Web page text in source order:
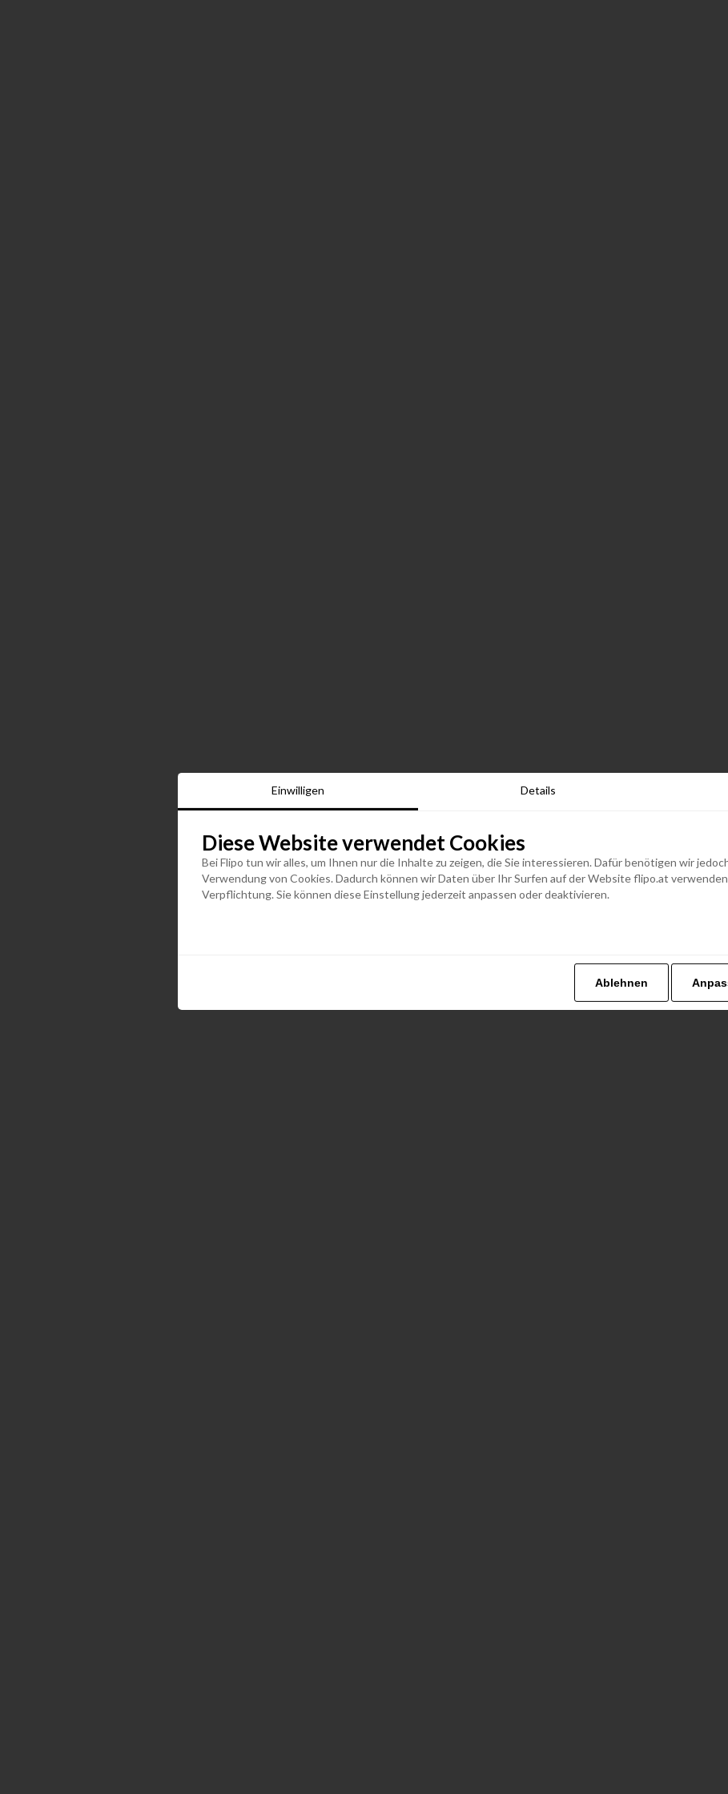
Einwilligen Details
Diese Website verwendet Cookies
Bei Flipo tun wir alles, um Ihnen nur die Inhalte zu zeigen, die Sie interessieren. Dafür benötigen wir
Verwendung von Cookies. Dadurch können wir Daten über Ihr Surfen auf der Website flipo.at
Verpflichtung. Sie können diese Einstellung jederzeit anpassen oder deaktivieren.
Ablehnen